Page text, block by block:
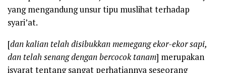
yang mengandung unsur tipu muslihat terhadap
syari’at.
[dan kalian telah disibukkan memegang ekor-ekor sapi,
dan telah senang dengan bercocok tanam] merupakan
isyarat tentang sangat perhatiannya seseorang